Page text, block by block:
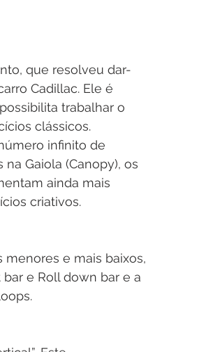
que resolveu dar-
Cadillac. Ele é
trabalhar o
clássicos.
infinito de
Gaiola (Canopy), os
ainda mais
criativos.
e mais baixos,
e Roll down bar e a